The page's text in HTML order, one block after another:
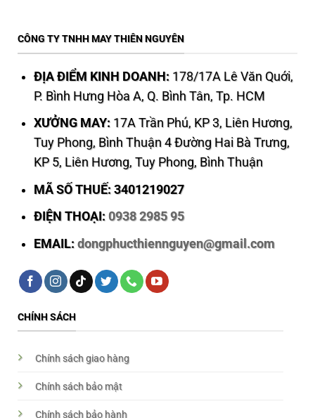
CÔNG TY TNHH MAY THIÊN NGUYÊN
ĐỊA ĐIỂM KINH DOANH: 178/17A Lê Văn Quới,
P. Bình Hưng Hòa A, Q. Bình Tân, Tp. HCM
XƯỞNG MAY: 17A Trần Phú, KP 3, Liên Hương,
Tuy Phong, Bình Thuận 4 Đường Hai Bà Trưng,
KP 5, Liên Hương, Tuy Phong, Bình Thuận
MÃ SỐ THUẾ: 3401219027
ĐIỆN THOẠI: 0938 2985 95
EMAIL: dongphucthiennguyen@gmail.com
CHÍNH SÁCH
Chính sách giao hàng
Chính sách bảo mật
Chính sách bảo hành